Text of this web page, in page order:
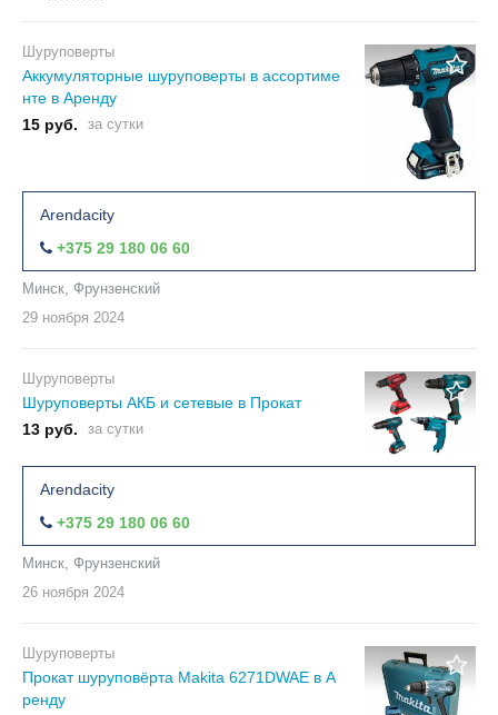
Шуруповерты
Аккумуляторные шуруповерты в ассортиме
нте в Аренду
15 руб.
за сутки
Arendacity
+375 29 180 06 60
Минск, Фрунзенский
29 ноября 2024
Шуруповерты
Шуруповерты АКБ и сетевые в Прокат
13 руб.
за сутки
Arendacity
+375 29 180 06 60
Минск, Фрунзенский
26 ноября 2024
Шуруповерты
Прокат шуруповёрта Makita 6271DWAE в А
ренду